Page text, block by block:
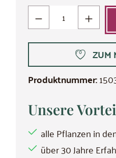
ZUM
Produktnummer:
Unsere
alle Pflanzen in
über 30 Jahre